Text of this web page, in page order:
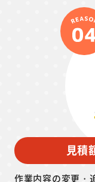
見積
作業内容の変更・